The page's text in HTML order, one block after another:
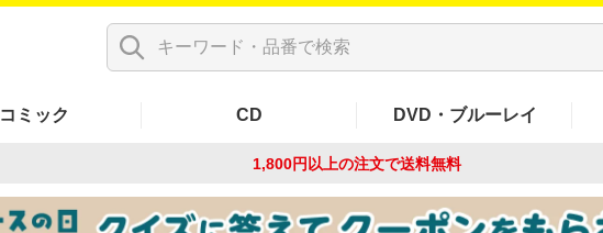
コミック CD DVD・ブルーレイ
1,800円以上の注文で送料無料